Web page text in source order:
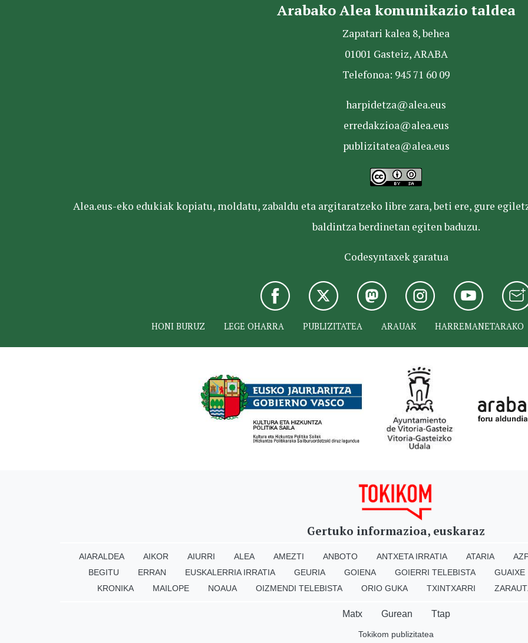
Arabako Alea komunikazio taldea
Zapatari kalea 8, behea
01001 Gasteiz, ARABA
Telefonoa: 945 71 60 09
harpidetza@alea.eus
erredakzioa@alea.eus
publizitatea@alea.eus
Alea.eus-eko edukiak kopiatu, moldatu, zabaldu eta argitaratzeko libre zara, beti ere, gure
baldintza berdinetan egiten baduzu.
Codesyntaxek garatua
HONI BURUZ LEGE OHARRA PUBLIZITATEA ARAUAK HARREMANETARAKO
Gertuko informazioa, euskaraz
AIARALDEA AIKOR AIURRI ALEA AMEZTI ANBOTO ANTXETA IRRATIA ATARIA
BEGITU
ERRAN EUSKALERRIA IRRATIA GEURIA GOIENA GOIERRI TELEBISTA
GUAIXE
KRONIKA
MAILOPE NOAUA OIZMENDI TELEBISTA ORIO GUKA TXINTXARRI
Matx Gurean Ttap
Tokikom publizitatea